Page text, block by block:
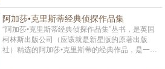
样，教授的回答也没有时间性，它们是每一个思
想家的可能答案。因此本书面世后，立即在英国
引起巨大轰动，评论界一致认为它即将或已经跻
身经典宝库，成为英国为世界贡献的又一部杰
作。目前本书正被多国翻译，被认为是了解世界
玩具屋；10 云中野餐；11 动物园；12 魔法朋
友。书中包含幼儿英语学习者需要掌握的重点单
词。每个故事中，读者都会遇到与一个新话题相
关的一系列单词。冒险小故事提供了清晰的语
境，展示了如何使用这些新词，同时也帮助小读
阿加莎•克里斯蒂经典侦探作品集
“阿加莎•克里斯蒂经典侦探作品集”丛书，是英国
柯林斯出版公司（应该就是新星版的原著出版
社）精选的阿加莎•克里斯蒂的经典作品，是一套